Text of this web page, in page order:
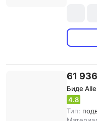
61
Биде
4.8
Тип: